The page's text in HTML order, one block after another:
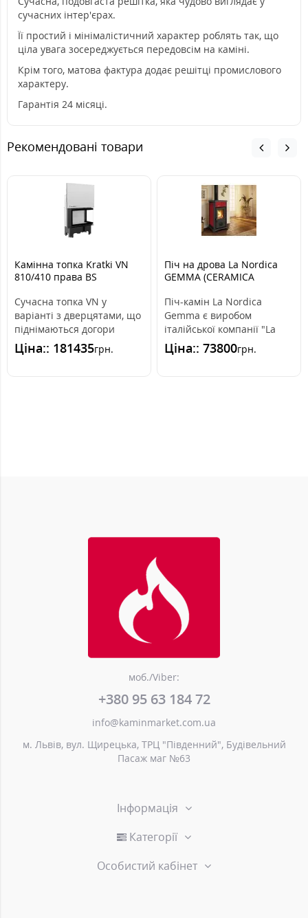
сучасних інтер'єрах.
Її простий і мінімалістичний характер роблять так, що
ціла увага зосереджується передовсім на каміні.
Крім того, матова фактура додає решітці промислового
характеру.
Гарантія 24 місяці.
Рекомендовані товари
Камінна топка Kratki VN
810/410 права BS
Сучасна топка VN у
варіанті з дверцятами, що
піднімаються догори
(гільйотина - система
підйому) з бі..
Ціна:: 181435грн.
Піч на дрова La Nordica
GEMMA (CERAMICA
Піч-камін La Nordica
Gemma є виробом
італійської компанії "La
Nordica", яка займається
вир..
Ціна:: 73800грн.
моб./Viber:
+380 95 63 184 72
info@kaminmarket.com.ua
м. Львів, вул. Щирецька, ТРЦ "Південний", Будівельний
Пасаж маг №63
Інформація
Категорії
Особистий кабінет